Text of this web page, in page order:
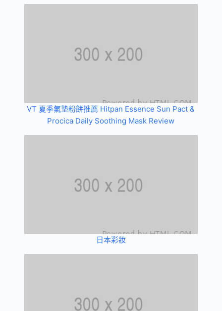
VT 夏季氣墊粉餅推薦 Hitpan Essence Sun Pact &
Procica Daily Soothing Mask Review
日本彩妝